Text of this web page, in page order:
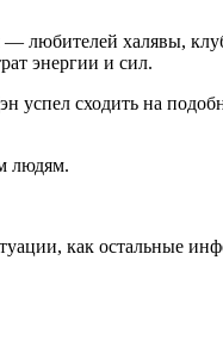
любителей халявы,
энергии и сил.
сходить на
людям.
как остальные